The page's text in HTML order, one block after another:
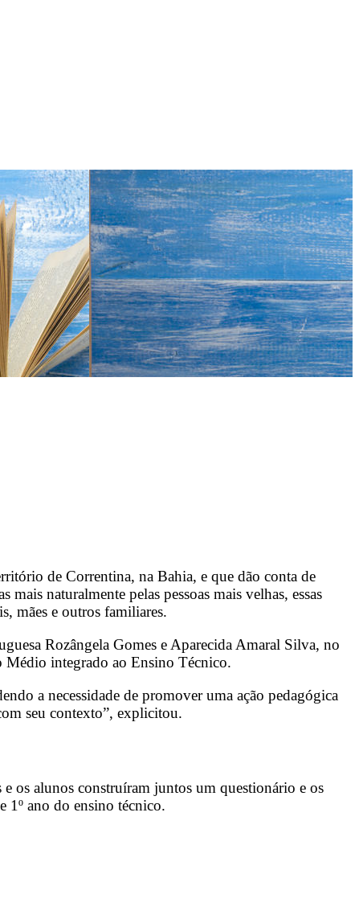
de Correntina, na Bahia, e que dão conta de
naturalmente pelas pessoas mais velhas, essas
mães e outros familiares.
Rozângela Gomes e Aparecida Amaral Silva, no
Médio integrado ao Ensino Técnico.
a necessidade de promover uma ação pedagógica
seu contexto”, explicitou.
os alunos construíram juntos um questionário e os
1º ano do ensino técnico.